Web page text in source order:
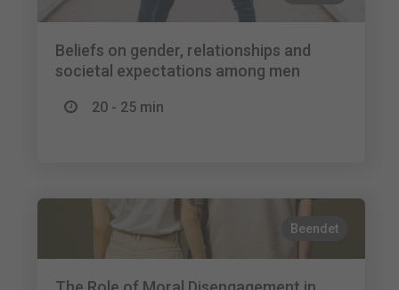
Beliefs on gender, relationships and
societal expectations among men
20 - 25 min
Beendet